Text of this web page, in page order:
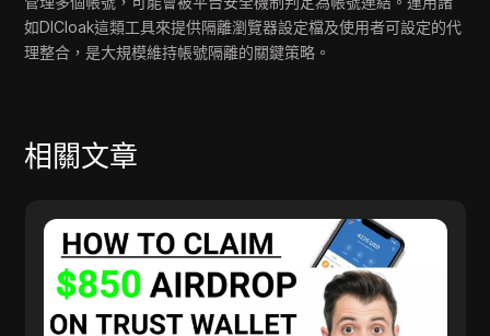
如DICloak這類工具來提供隔離瀏覽器設定檔及使用者可設定的代
理整合，是大規模維持帳號隔離的關鍵策略。
相關文章